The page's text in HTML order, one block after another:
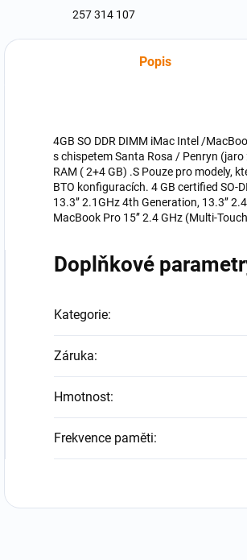
257 314 107
Popis
4GB SO DDR DIMM iMac Intel /
s chispetem Santa Rosa / Penryn
RAM ( 2+4 GB) .S Pouze pro modely,
BTO konfiguracích. 4 GB certified SO-
13.3’’ 2.1GHz 4th Generation, 13.3’’
MacBook Pro 15’’ 2.4 GHz (Multi-
Doplňkové
Kategorie:
Záruka:
Hmotnost:
Frekvence paměti: